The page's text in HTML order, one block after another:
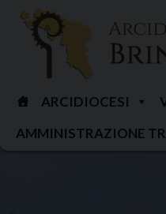
Skip
content
ARCIDIOCESI
AMMINISTRAZIONE